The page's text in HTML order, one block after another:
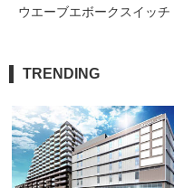
ウエーブエボークスイッチ
TRENDING